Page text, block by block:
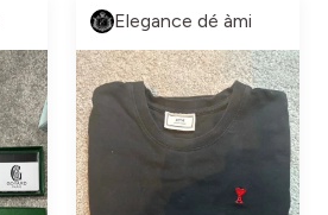
Elegance dé àmi